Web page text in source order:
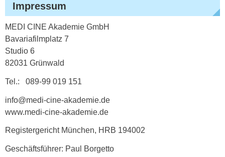
Impressum
MEDI CINE Akademie GmbH
Bavariafilmplatz 7
Studio 6
82031 Grünwald
Tel.: 089-99 019 151
info@medi-cine-akademie.de
www.medi-cine-akademie.de
Registergericht München, HRB 194002
Geschäftsführer: Paul Borgetto